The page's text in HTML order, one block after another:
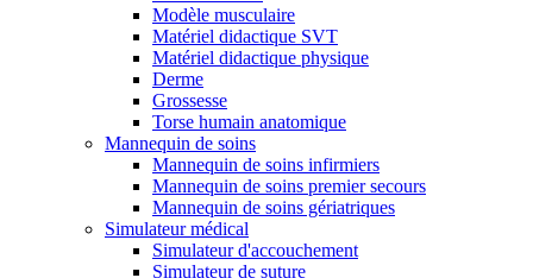
Modèle musculaire
Matériel didactique SVT
Matériel didactique physique
Derme
Grossesse
Torse humain anatomique
Mannequin de soins
Mannequin de soins infirmiers
Mannequin de soins premier secours
Mannequin de soins gériatriques
Simulateur médical
Simulateur d'accouchement
Simulateur de suture